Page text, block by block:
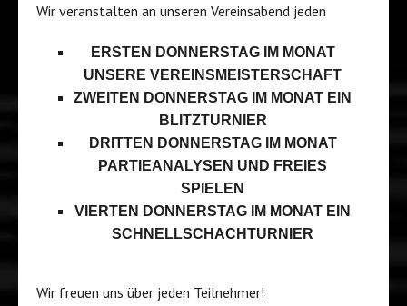
Wir veranstalten an unseren Vereinsabend jeden
ERSTEN DONNERSTAG IM MONAT
UNSERE VEREINSMEISTERSCHAFT
ZWEITEN DONNERSTAG IM MONAT EIN
BLITZTURNIER
DRITTEN DONNERSTAG IM MONAT
PARTIEANALYSEN UND FREIES
SPIELEN
VIERTEN DONNERSTAG IM MONAT EIN
SCHNELLSCHACHTURNIER
Wir freuen uns über jeden Teilnehmer!